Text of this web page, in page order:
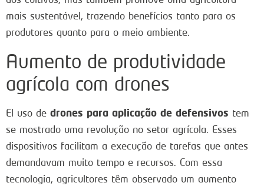
mais sustentável, trazendo benefícios tanto para os
produtores quanto para o meio ambiente.
Aumento de produtividade
agrícola com drones
El uso de drones para aplicação de defensivos tem
se mostrado uma revolução no setor agrícola. Esses
dispositivos facilitam a execução de tarefas que antes
demandavam muito tempo e recursos. Com essa
tecnologia, agricultores têm observado um aumento